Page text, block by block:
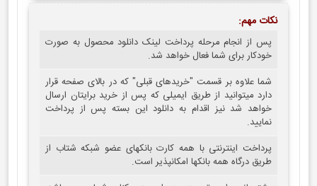
نکات مهم:
پس از انجام مرحله پرداخت لینک دانلود محصول به صورت
خودکار برای شما فعال خواهد شد.
شما علاوه بر قسمت "خریدهای قبلی" که در بالای صفحه قرار
دارد میتوانید از طریق ایمیلی که پس از خرید برایتان ارسال
خواهد شد نیز اقدام به دانلود این بسته پس از پرداخت
نمایید.
پرداخت اینترنتی با همه کارت بانکهای عضو شبکه شتاب از
طریق درگاه همه بانکها امکانپذیر است.